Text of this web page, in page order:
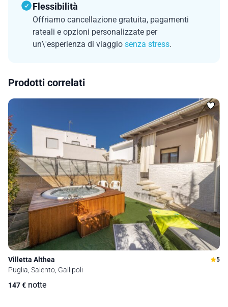
Flessibilità
Offriamo cancellazione gratuita, pagamenti
rateali e opzioni personalizzate per
un\'esperienza di viaggio senza stress.
Prodotti correlati
Villetta Althea 5
Puglia, Salento, Gallipoli
147€ notte